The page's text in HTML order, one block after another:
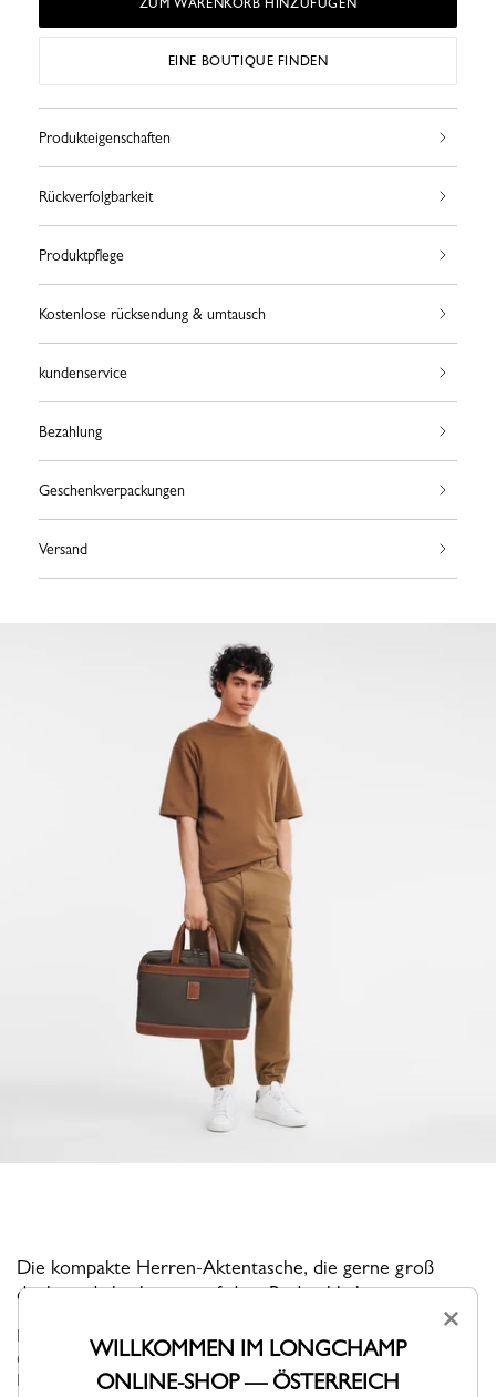
ZUM WARENKORB HINZUFÜGEN
EINE BOUTIQUE FINDEN
Produkteigenschaften
Rückverfolgbarkeit
Produktpflege
Kostenlose rücksendung & umtausch
kundenservice
Bezahlung
Geschenkverpackungen
Versand
Die kompakte Herren-Aktentasche, die gerne groß
denkt und gleichzeitig auf dem Boden bleibt.
BOXFORD ist die legendäre Linie der Marke und ist ein Sinnbild
dezenter Eleganz. Die schlichten und gleichzeitig markanten
Herrentaschen, Businesstaschen und das berühmte Reisegepäck
×
WILLKOMMEN IM LONGCHAMP
ONLINE-SHOP — ÖSTERREICH